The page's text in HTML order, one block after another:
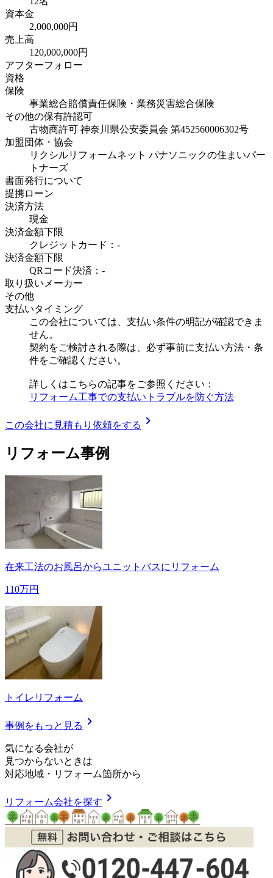
資本金
2,000,000円
売上高
120,000,000円
アフターフォロー
資格
保険
事業総合賠償責任保険・業務災害総合保険
その他の保有許認可
古物商許可 神奈川県公安委員会 第452560006302号
加盟団体・協会
リクシルリフォームネット パナソニックの住まいパー
トナーズ
書面発行について
提携ローン
決済方法
現金
決済金額下限
クレジットカード：-
決済金額下限
QRコード決済：-
取り扱いメーカー
その他
支払いタイミング
この会社については、支払い条件の明記が確認できま
せん。
契約をご検討される際は、必ず事前に支払い方法・条
件をご確認ください。
詳しくはこちらの記事をご参照ください：
リフォーム工事での支払いトラブルを防ぐ方法
この会社に見積もり依頼をする chevron_right
リフォーム事例
在来工法のお風呂からユニットバスにリフォーム
110万円
トイレリフォーム
事例をもっと見る chevron_right
気になる会社が
見つからないときは
対応地域 ・ リフォーム箇所から
リフォーム会社を探す chevron_right